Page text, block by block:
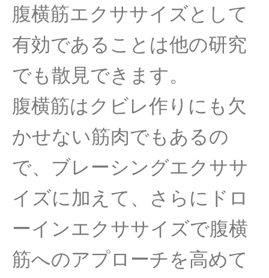
腹横筋エクササイズとして
有効であることは他の研究
でも散見できます。
腹横筋はクビレ作りにも欠
かせない筋肉でもあるの
で、ブレーシングエクササ
イズに加えて、さらにドロ
ーインエクササイズで腹横
筋へのアプローチを高めて